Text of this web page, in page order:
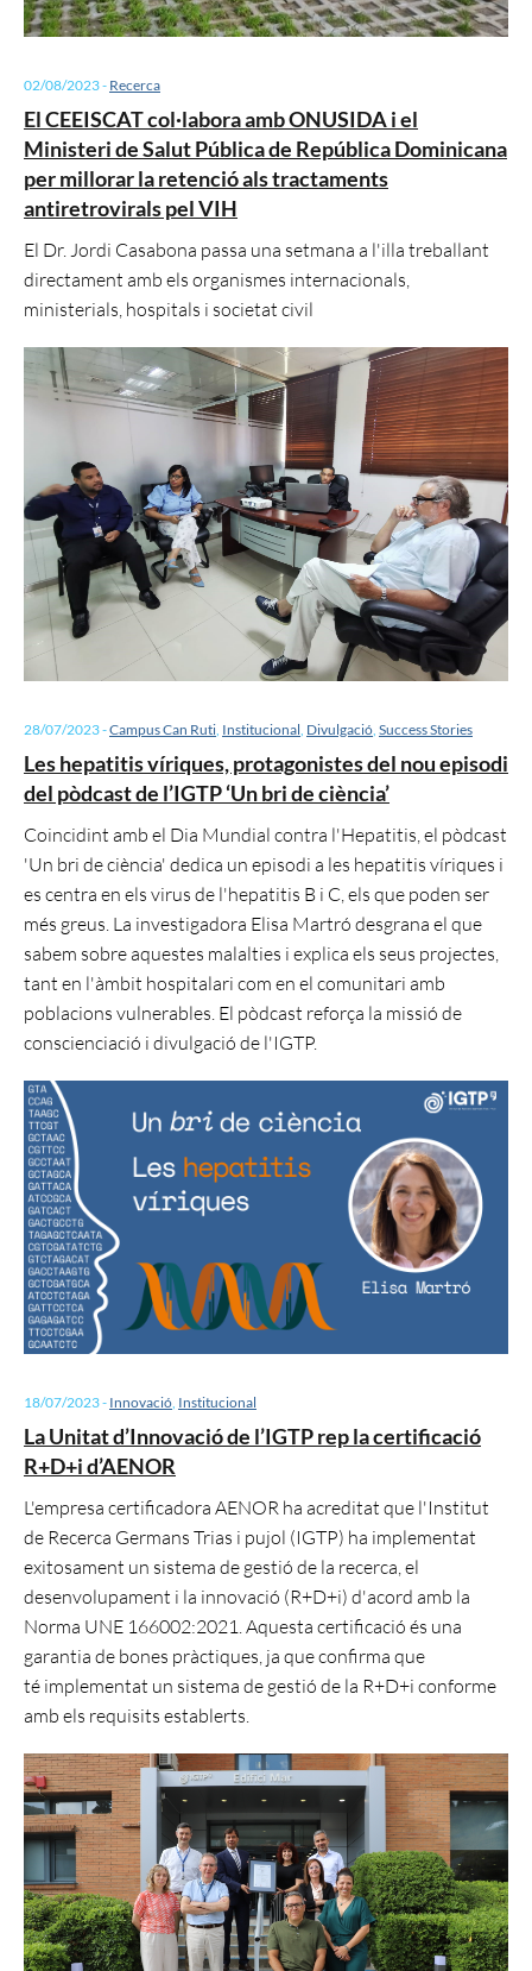
02/08/2023- Recerca
El CEEISCAT col·labora amb ONUSIDA i el
Ministeri de Salut Pública de República Dominicana
per millorar la retenció als tractaments
antiretrovirals pel VIH
El Dr. Jordi Casabona passa una setmana a l'illa treballant
directament amb els organismes internacionals,
ministerials, hospitals i societat civil
28/07/2023-Campus Can Ruti, Institucional, Divulgació, Success Stories
Les hepatitis víriques, protagonistes del nou episodi
del pòdcast de l’IGTP ‘Un bri de ciència’
Coincidint amb el Dia Mundial contra l'Hepatitis, el pòdcast
'Un bri de ciència' dedica un episodi a les hepatitis víriques i
es centra en els virus de l'hepatitis B i C, els que poden ser
més greus. La investigadora Elisa Martró desgrana el que
sabem sobre aquestes malalties i explica els seus projectes,
tant en l'àmbit hospitalari com en el comunitari amb
poblacions vulnerables. El pòdcast reforça la missió de
conscienciació i divulgació de l'IGTP.
18/07/2023- Innovació Institucional
La Unitat d’Innovació de l’IGTP rep la certificació
R+D+i d’AENOR
L'empresa certificadora AENOR ha acreditat que l'Institut
de Recerca Germans Trias i pujol (IGTP) ha implementat
exitosament un sistema de gestió de la recerca, el
desenvolupament i la innovació (R+D+i) d'acord amb la
Norma UNE 166002:2021. Aquesta certificació és una
garantia de bones pràctiques, ja que confirma que
té implementat un sistema de gestió de la R+D+i conforme
amb els requisits establerts.